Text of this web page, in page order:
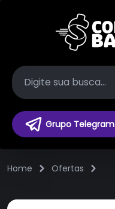
Grupo Telegram
Home Ofertas